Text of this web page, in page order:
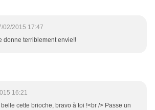
02/2015 17:47
donne terriblement envie!!
16:21
belle cette brioche, bravo à toi !<br /> Passe un